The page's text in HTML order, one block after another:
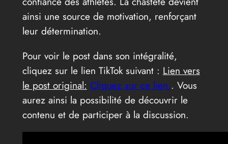
ainsi une source de motivation, renforçant
leur détermination.
Pour voir le post dans son intégralité,
cliquez sur le lien TikTok suivant : Lien vers
le post original: Cliquez sur ce lien.. Vous
aurez ainsi la possibilité de découvrir le
contenu et de participer à la discussion.